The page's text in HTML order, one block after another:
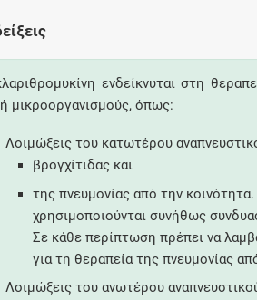
ενδείκνυται στη
μικροοργανισμούς, όπως:
Λοιμώξεις του κατωτέρου
βρογχίτιδας και
της πνευμονίας από την
χρησιμοποιούνται συνήθως
Σε κάθε περίπτωση πρέπει να
για τη θεραπεία της πνευμονίας
Λοιμώξεις του ανωτέρου